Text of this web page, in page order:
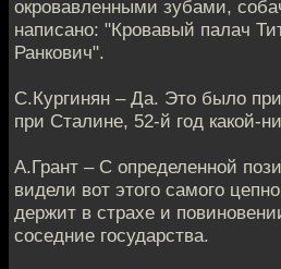
окровавленными зубами,
написано: "Кровавый палач
Ранкович".
С.Кургинян – Да. Это было
при Сталине, 52-й год какой-
А.Грант – С определенной
видели вот этого самого
держит в страхе и
соседние государства.